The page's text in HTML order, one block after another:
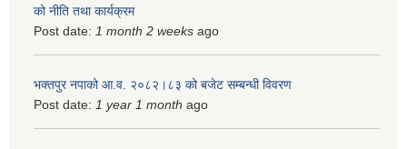
को नीति तथा कार्यक्रम
Post date: 1 month 2 weeks ago
भक्तपुर नपाको आ.व. २०८२।८३ को बजेट सम्बन्धी विवरण
Post date: 1 year 1 month ago